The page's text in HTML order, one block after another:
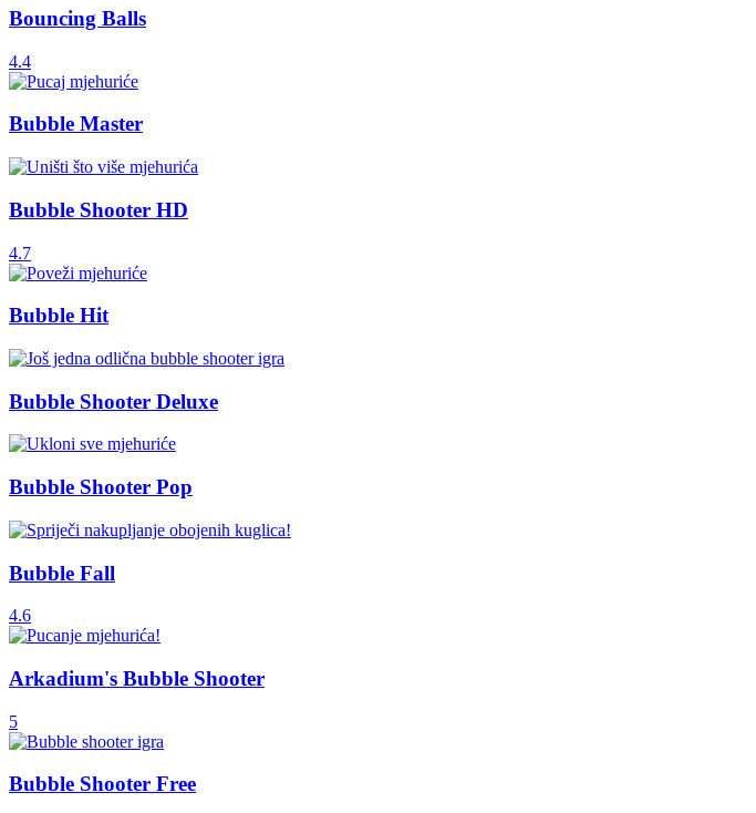
Bouncing Balls
4.4
Bubble Master
Bubble Shooter HD
4.7
Bubble Hit
Bubble Shooter Deluxe
Bubble Shooter Pop
Bubble Fall
4.6
Arkadium's Bubble Shooter
5
Bubble Shooter Free